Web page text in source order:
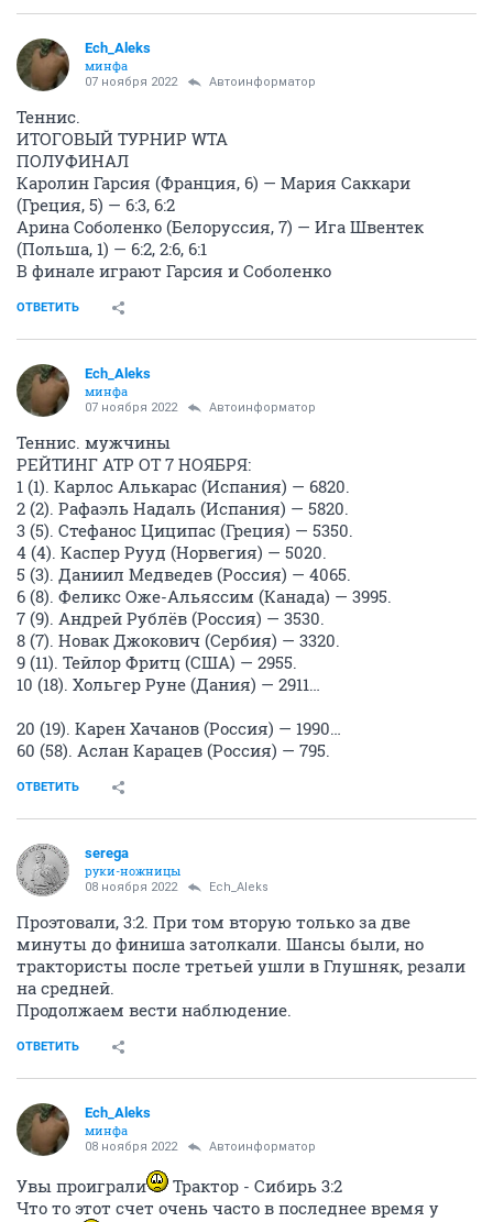
Ech_Aleks
минфа
07 ноября 2022 Автоинформатор
Теннис.
ИТОГОВЫЙ ТУРНИР WTA
ПОЛУФИНАЛ
Каролин Гарсия (Франция, 6) — Мария Саккари
(Греция, 5) — 6:3, 6:2
Арина Соболенко (Белоруссия, 7) — Ига Швентек
(Польша, 1) — 6:2, 2:6, 6:1
В финале играют Гарсия и Соболенко
ОТВЕТИТЬ
Ech_Aleks
минфа
07 ноября 2022 Автоинформатор
Теннис. мужчины
РЕЙТИНГ ATP ОТ 7 НОЯБРЯ:
1 (1). Карлос Алькарас (Испания) — 6820.
2 (2). Рафаэль Надаль (Испания) — 5820.
3 (5). Стефанос Циципас (Греция) — 5350.
4 (4). Каспер Рууд (Норвегия) — 5020.
5 (3). Даниил Медведев (Россия) — 4065.
6 (8). Феликс Оже-Альяссим (Канада) — 3995.
7 (9). Андрей Рублёв (Россия) — 3530.
8 (7). Новак Джокович (Сербия) — 3320.
9 (11). Тейлор Фритц (США) — 2955.
10 (18). Хольгер Руне (Дания) — 2911…
20 (19). Карен Хачанов (Россия) — 1990…
60 (58). Аслан Карацев (Россия) — 795.
ОТВЕТИТЬ
serega
руки-ножницы
08 ноября 2022 Ech_Aleks
Проэтовали, 3:2. При том вторую только за две
минуты до финиша затолкали. Шансы были, но
трактористы после третьей ушли в Глушняк, резали
на средней.
Продолжаем вести наблюдение.
ОТВЕТИТЬ
Ech_Aleks
минфа
08 ноября 2022 Автоинформатор
Увы проиграли
Трактор - Сибирь 3:2
Что то этот счет очень часто в последнее время у